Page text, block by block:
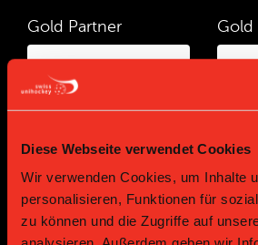
Diese Webseite verwendet Cookies
Wir verwenden Cookies, um Inhalte
personalisieren, Funktionen für
zu können und die Zugriffe auf
Gold Partner Gold
Gold Partner Gold